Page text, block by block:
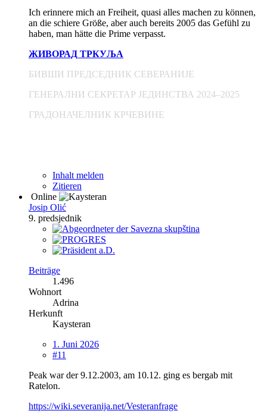
Ich erinnere mich an Freiheit, quasi alles machen zu können,
an die schiere Größe, aber auch bereits 2005 das Gefühl zu
haben, man hätte die Prime verpasst.
ЖИВОРАД ТРКУЉА
БИВШИ ПРЕДСЕДНИК СЕВЕРАНИЈЕ
ГЕНЕРАЛНИ СЕКРЕТАР ЈЕДИНСТВА 2024–2025
ГРАДОНАЧЕЛНИК КРЧЕВИНЕ
Inhalt melden
Zitieren
Online
Josip Olić
9. predsjednik
Beiträge
1.496
Wohnort
Adrina
Herkunft
Kaysteran
1. Juni 2026
#11
Peak war der 9.12.2003, am 10.12. ging es bergab mit
Ratelon.
https://wiki.severanija.net/Vesteranfrage